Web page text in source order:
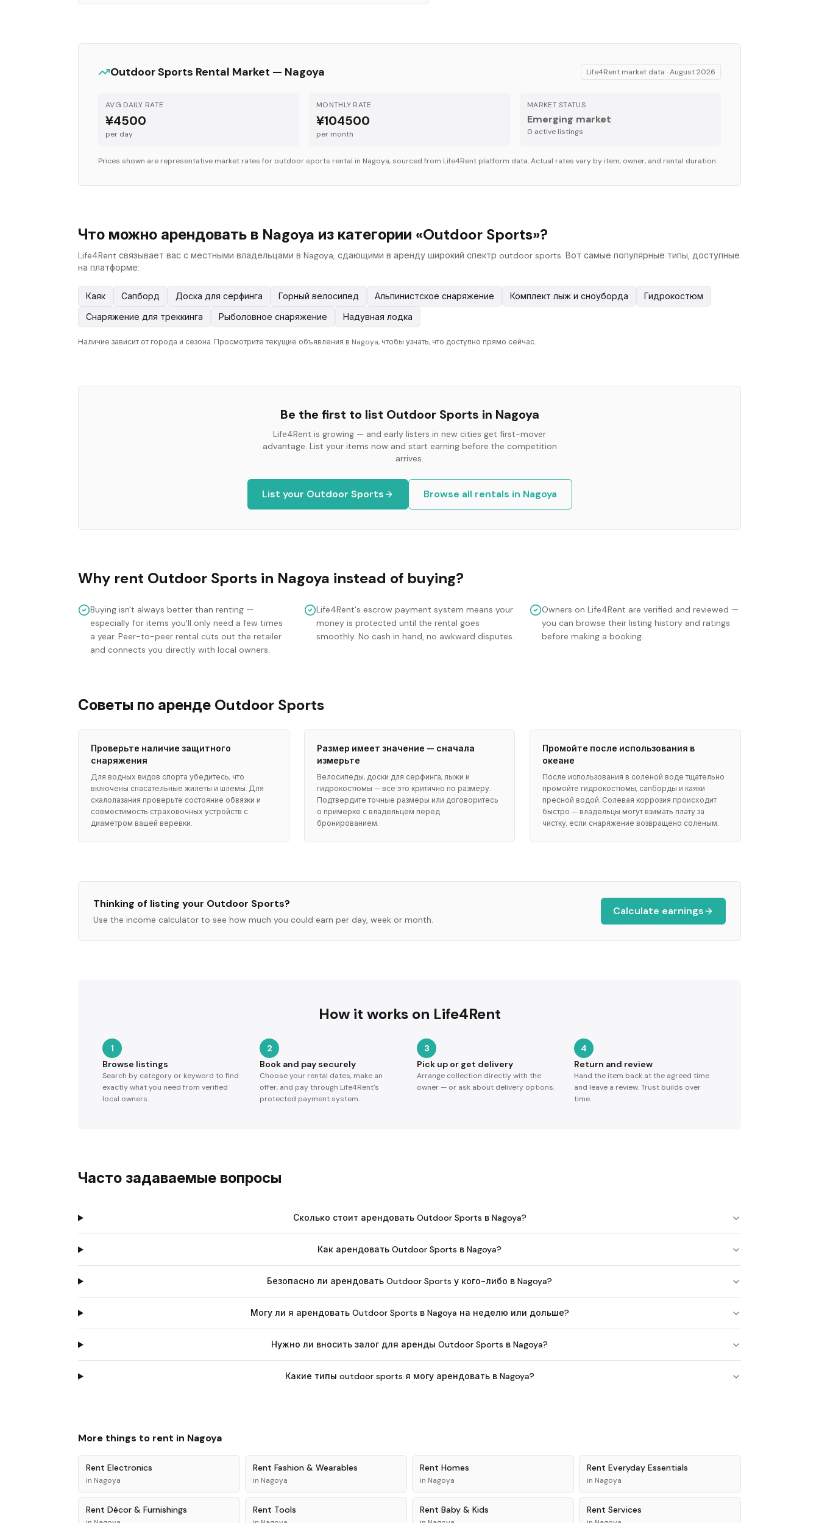
Outdoor Sports Rental Market — Nagoya Life4Rent market data ·August 2026
AVG DAILY RATE
¥4500
per day
MONTHLY RATE
¥104500
per month
MARKET STATUS
Emerging market
0 active listings
Prices shown are representative market rates for outdoor sports rental in Nagoya, sourced from Life4Rent platform data. Actual rates vary by item, owner, and rental duration.
Что можно арендовать в Nagoya из категории «Outdoor Sports»?
Life4Rent связывает вас с местными владельцами в Nagoya, сдающими в аренду широкий спектр outdoor sports. Вот самые популярные типы, доступные
на платформе:
Каяк Сапборд Доска для серфинга Горный велосипед Альпинистское снаряжение Комплект лыж и сноуборда
Гидрокостюм
Снаряжение для треккинга
Рыболовное снаряжение Надувная лодка
Наличие зависит от города и сезона. Просмотрите текущие объявления в Nagoya, чтобы узнать, что доступно прямо сейчас.
Be the first to list Outdoor Sports in Nagoya
Life4Rent is growing — and early listers in new cities get first-mover
advantage. List your items now and start earning before the competition
arrives.
List your Outdoor Sports Browse all rentals in Nagoya
Why rent Outdoor Sports in Nagoya instead of buying?
Buying isn't always better than renting —
especially for items you'll only need a few times
a year. Peer-to-peer rental cuts out the retailer
and connects you directly with local owners.
Life4Rent's escrow payment system means your
money is protected until the rental goes
smoothly. No cash in hand, no awkward disputes.
Owners on Life4Rent are verified and reviewed —
you can browse their listing history and ratings
before making a booking.
Советы по аренде Outdoor Sports
Проверьте наличие защитного
снаряжения
Для водных видов спорта убедитесь, что
включены спасательные жилеты и шлемы. Для
скалолазания проверьте состояние обвязки и
совместимость страховочных устройств с
диаметром вашей веревки.
Размер имеет значение — сначала
измерьте
Велосипеды, доски для серфинга, лыжи и
гидрокостюмы — все это критично по размеру.
Подтвердите точные размеры или договоритесь
о примерке с владельцем перед
бронированием.
Промойте после использования в
океане
После использования в соленой воде тщательно
промойте гидрокостюмы, сапборды и каяки
пресной водой. Солевая коррозия происходит
быстро — владельцы могут взимать плату за
чистку, если снаряжение возвращено соленым.
Thinking of listing your Outdoor Sports?
Use the income calculator to see how much you could earn per day, week or month.
Calculate earnings
How it works on Life4Rent
1
Browse listings
Search by category or keyword to find
exactly what you need from verified
local owners.
2
Book and pay securely
Choose your rental dates, make an
offer, and pay through Life4Rent's
protected payment system.
3
Pick up or get delivery
Arrange collection directly with the
owner — or ask about delivery options.
4
Return and review
Hand the item back at the agreed time
and leave a review. Trust builds over
time.
Часто задаваемые вопросы
Сколько стоит арендовать Outdoor Sports в Nagoya?
Как арендовать Outdoor Sports в Nagoya?
Безопасно ли арендовать Outdoor Sports у кого-либо в Nagoya?
Могу ли я арендовать Outdoor Sports в Nagoya на неделю или дольше?
Нужно ли вносить залог для аренды Outdoor Sports в Nagoya?
Какие типы outdoor sports я могу арендовать в Nagoya?
More things to rent in Nagoya
Rent Electronics
in Nagoya
Rent Fashion & Wearables
in Nagoya
Rent Homes
in Nagoya
Rent Everyday Essentials
in Nagoya
Rent Décor & Furnishings Rent Tools Rent Baby & Kids Rent Services